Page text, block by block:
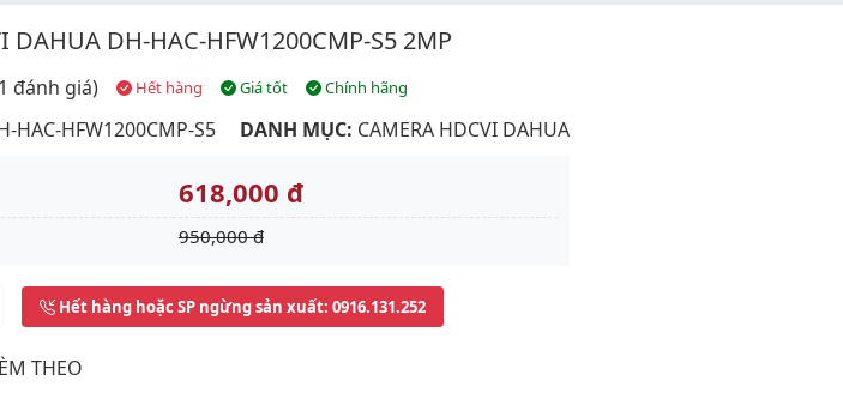
DAHUA DH-HAC-HFW1200CMP-S5 2MP
đánh giá
1 đánh giá) Hết hàng Giá tốt Chính hãng
HAC-HFW1200CMP-S5 DANH MỤC: CAMERA HDCVI DAHUA
618,000 đ
950,000 đ
Hết hàng hoặc SP ngừng sản xuất: 0916.131.252
THEO